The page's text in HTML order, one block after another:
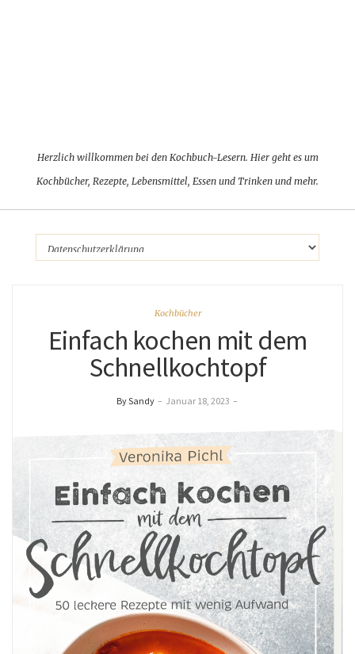
Herzlich willkommen bei den Kochbuch-Lesern. Hier geht es um
Kochbücher, Rezepte, Lebensmittel, Essen und Trinken und mehr.
Kochbücher
Einfach kochen mit dem
Schnellkochtopf
By Sandy – Januar 18, 2023 –